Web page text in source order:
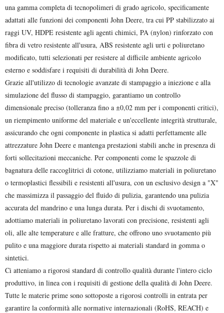
una gamma completa di tecnopolimeri di grado agricolo, specificamente
adattati alle funzioni dei componenti John Deere, tra cui PP stabilizzato ai
raggi UV, HDPE resistente agli agenti chimici, PA (nylon) rinforzato con
fibra di vetro resistente all'usura, ABS resistente agli urti e poliuretano
modificato, tutti selezionati per resistere al difficile ambiente agricolo
esterno e soddisfare i requisiti di durabilità di John Deere.
Grazie all'utilizzo di tecnologie avanzate di stampaggio a iniezione e alla
simulazione del flusso di stampaggio, garantiamo un controllo
dimensionale preciso (tolleranza fino a ±0,02 mm per i componenti critici),
un riempimento uniforme del materiale e un'eccellente integrità strutturale,
assicurando che ogni componente in plastica si adatti perfettamente alle
attrezzature John Deere e mantenga prestazioni stabili anche in presenza di
forti sollecitazioni meccaniche. Per componenti come le spazzole di
bagnatura delle raccoglitrici di cotone, utilizziamo materiali in poliuretano
o termoplastici flessibili e resistenti all'usura, con un esclusivo design a "X"
che massimizza il passaggio del fluido di pulizia, garantendo una pulizia
accurata del mandrino e una lunga durata. Per i dischi di svuotamento,
adottiamo materiali in poliuretano lavorati con precisione, resistenti agli
oli, alle alte temperature e alle fratture, che offrono uno svuotamento più
pulito e una maggiore durata rispetto ai materiali standard in gomma o
sintetici.
Ci atteniamo a rigorosi standard di controllo qualità durante l'intero ciclo
produttivo, in linea con i requisiti di gestione della qualità di John Deere.
Tutte le materie prime sono sottoposte a rigorosi controlli in entrata per
garantire la conformità alle normative internazionali (RoHS, REACH) e